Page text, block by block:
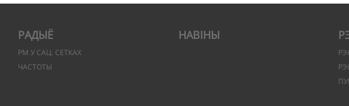
РАДЫЁ
РМ У САЦ. СЕТКАХ
ЧАСТОТЫ
НАВІНЫ